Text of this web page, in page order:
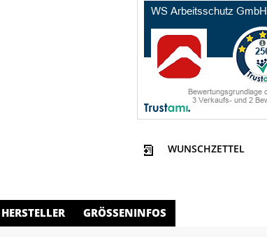
WUNSCHZETTEL
HERSTELLER GRÖSSENINFOS